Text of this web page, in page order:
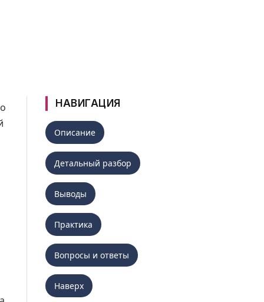
НАВИГАЦИЯ
Описание
Детальный разбор
Выводы
Практика
Вопросы и ответы
Наверх